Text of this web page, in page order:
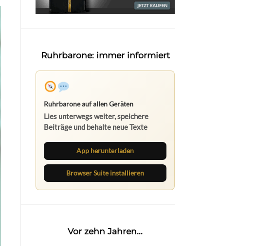
Ruhrbarone: immer informiert
Ruhrbarone auf allen Geräten
Lies unterwegs weiter, speichere
Beiträge und behalte neue Texte
App herunterladen
Browser Suite installieren
Vor zehn Jahren...